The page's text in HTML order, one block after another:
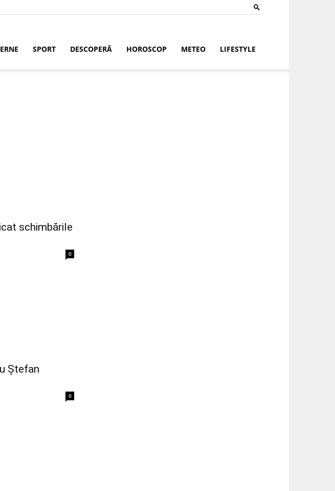
SPORT DESCOPERĂ HOROSCOP METEO LIFESTYLE
schimbările
0
Ștefan
0